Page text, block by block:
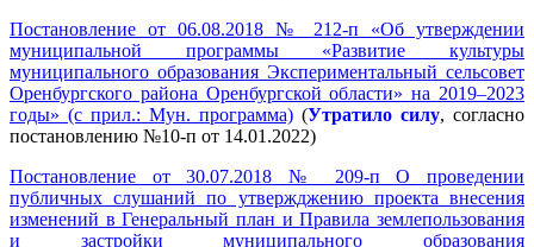
Постановление от 06.08.2018 № 212-п «Об утверждении
муниципальной программы «Развитие культуры
муниципального образования Экспериментальный сельсовет
Оренбургского района Оренбургской области» на 2019–2023
годы» (с прил.: Мун. программа) (Утратило силу, согласно
постановлению №10-п от 14.01.2022)
Постановление от 30.07.2018 № 209-п О проведении
публичных слушаний по утвержджению проекта внесения
изменений в Генеральный план и Правила землепользования
и застройки муниципального образования